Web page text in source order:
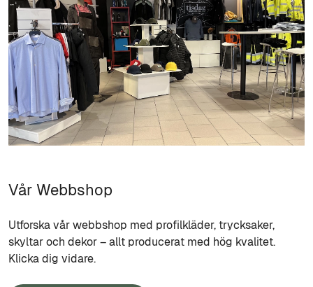
Vår Webbshop
Utforska vår webbshop med profilkläder, trycksaker,
skyltar och dekor – allt producerat med hög kvalitet.
Klicka dig vidare.